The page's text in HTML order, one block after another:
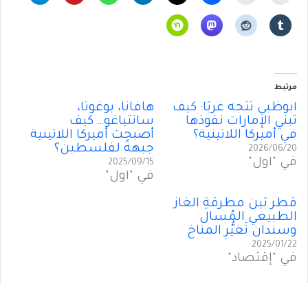
مرتبط
أبوظبي تتجه غربًا: كيف
تبني الإمارات نفوذها
في أميركا اللاتينية؟
2026/06/20
في "أول"
هافانا، بوغوتا،
سانتياغو… كيف
أصبحت أميركا اللاتينية
جبهةً لفلسطين؟
2025/09/15
في "أول"
قطر بَينَ مطرقةِ الغاز
الطبيعي المُسال
وسندان تَغيُّرِ المناخ
2025/01/22
في "إقتصاد"